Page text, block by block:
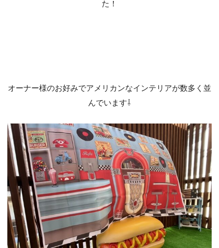
た！
オーナー様のお好みでアメリカンなインテリアが数多く並
んでいます⇩